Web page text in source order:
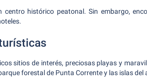
centro histórico peatonal. Sin embargo,
sitios de interés, preciosas playas y
forestal de Punta Corrente y las islas del